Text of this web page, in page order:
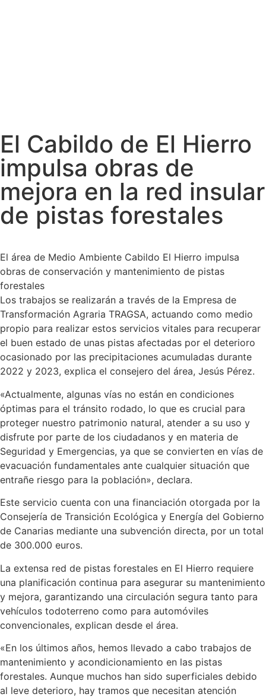
El Cabildo de El Hierro
impulsa obras de
mejora en la red insular
de pistas forestales
El área de Medio Ambiente Cabildo El Hierro impulsa
obras de conservación y mantenimiento de pistas
forestales
Los trabajos se realizarán a través de la Empresa de
Transformación Agraria TRAGSA, actuando como medio
propio para realizar estos servicios vitales para recuperar
el buen estado de unas pistas afectadas por el deterioro
ocasionado por las precipitaciones acumuladas durante
2022 y 2023, explica el consejero del área, Jesús Pérez.
«Actualmente, algunas vías no están en condiciones
óptimas para el tránsito rodado, lo que es crucial para
proteger nuestro patrimonio natural, atender a su uso y
disfrute por parte de los ciudadanos y en materia de
Seguridad y Emergencias, ya que se convierten en vías de
evacuación fundamentales ante cualquier situación que
entrañe riesgo para la población», declara.
Este servicio cuenta con una financiación otorgada por la
Consejería de Transición Ecológica y Energía del Gobierno
de Canarias mediante una subvención directa, por un total
de 300.000 euros.
La extensa red de pistas forestales en El Hierro requiere
una planificación continua para asegurar su mantenimiento
y mejora, garantizando una circulación segura tanto para
vehículos todoterreno como para automóviles
convencionales, explican desde el área.
«En los últimos años, hemos llevado a cabo trabajos de
mantenimiento y acondicionamiento en las pistas
forestales. Aunque muchos han sido superficiales debido
al leve deterioro, hay tramos que necesitan atención